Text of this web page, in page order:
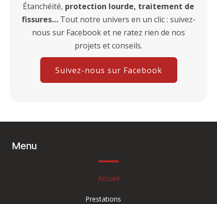
Étanchéité, protection lourde, traitement de
fissures…Tout notre univers en un clic : suivez-
nous sur Facebook et ne ratez rien de nos
projets et conseils.
Suivez-nous sur Facebook
Menu
Accueil
Prestations